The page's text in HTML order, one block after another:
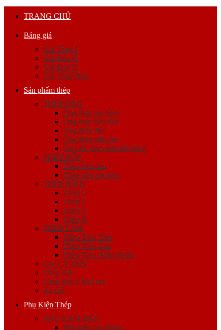
TRANG CHỦ
Bảng giá
Giá Thép I
Giá thép H
Giá thép U
Giá Thép Hộp
Sản phẩm thép
THÉP ỐNG
Ống thép mạ kẽm
Ống thép hàn đen
Ống thép đúc
Ống thép siêu âm
Ống lốc theo đơn đặt hàng
THÉP HỘP
Thép hộp đen
Thép hộp mạ kẽm
THÉP HÌNH
Thép U
Thép I
Thép V
Thép H
THÉP TẤM
Thép Tấm Trơn
Thép Tấm Gân
Thép Tấm Nhập Khẩu
Cọc Cừ Thép
Thép Đặc
Thép Ray Cầu Trục
Xà Gồ
Phụ Kiện Thép
PHỤ KIỆN REN
Phụ kiện ren Mech